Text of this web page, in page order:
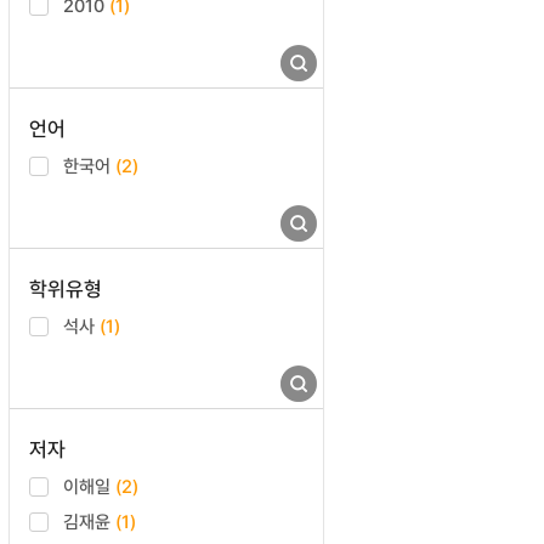
2010 (1)
언어
한국어 (2)
학위유형
석사 (1)
저자
이해일 (2)
김재윤 (1)